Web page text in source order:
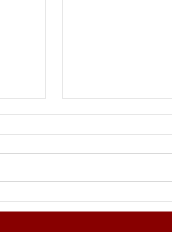
Periferie, Colucci
(Radicali Roma): “La